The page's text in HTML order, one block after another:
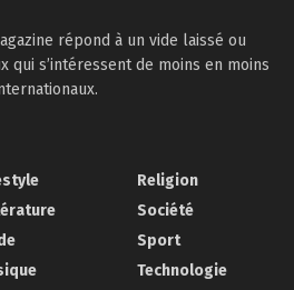
répond à un vide laissé ou
qui s’intéressent de moins en moins
Religion
Société
Sport
Technologie